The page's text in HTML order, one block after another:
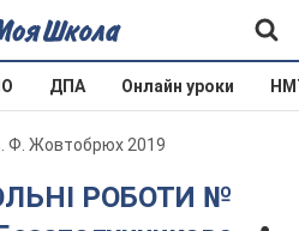
ДПА Онлайн уроки
Ф. Жовтобрюх 2019